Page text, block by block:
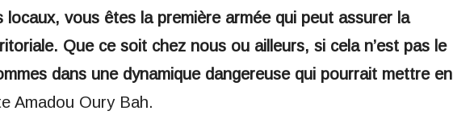
locaux, vous êtes la première armée qui peut assurer la
Que ce soit chez nous ou ailleurs, si cela n’est pas le
dans une dynamique dangereuse qui pourrait mettre en
Amadou Oury Bah.